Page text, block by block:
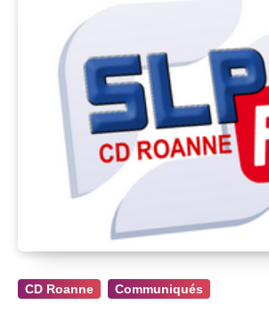
CD Roanne Communiqués